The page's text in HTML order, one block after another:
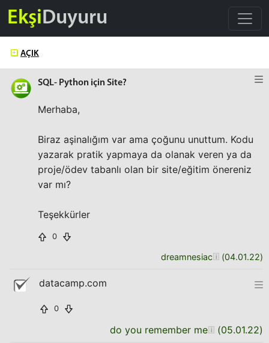
EkşiDuyuru
AÇIK
SQL- Python için Site?
Merhaba,
Biraz aşinalığım var ama çoğunu unuttum. Kodu
yazarak pratik yapmaya da olanak veren ya da
proje/ödev tabanlı olan bir site/eğitim önereniz
var mı?
Teşekkürler
0
dreamnesiac (04.01.22)
datacamp.com
0
do you remember me (05.01.22)